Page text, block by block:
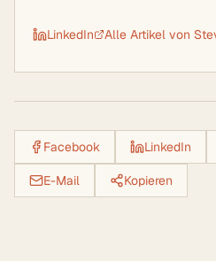
LinkedIn Alle Artikel von
Facebook LinkedIn
E-Mail Kopieren